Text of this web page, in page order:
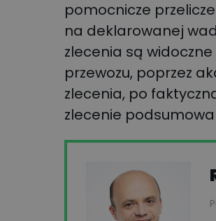
pomocnicze
na deklarowanej
zlecenia są
przewozu, poprzez
zlecenia, po
zlecenie